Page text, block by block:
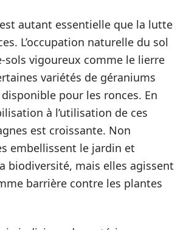
autant essentielle que la lutte
L’occupation naturelle du sol
sols vigoureux comme le lierre
variétés de géraniums
disponible pour les ronces. En
à l’utilisation de ces
est croissante. Non
embellissent le jardin et
biodiversité, mais elles agissent
barrière contre les plantes